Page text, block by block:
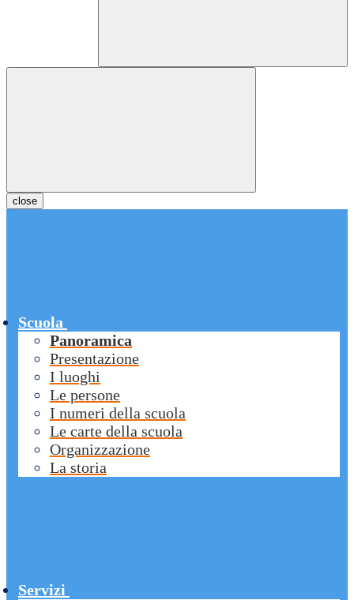
close
Scuola
Panoramica
Presentazione
I luoghi
Le persone
I numeri della scuola
Le carte della scuola
Organizzazione
La storia
Servizi